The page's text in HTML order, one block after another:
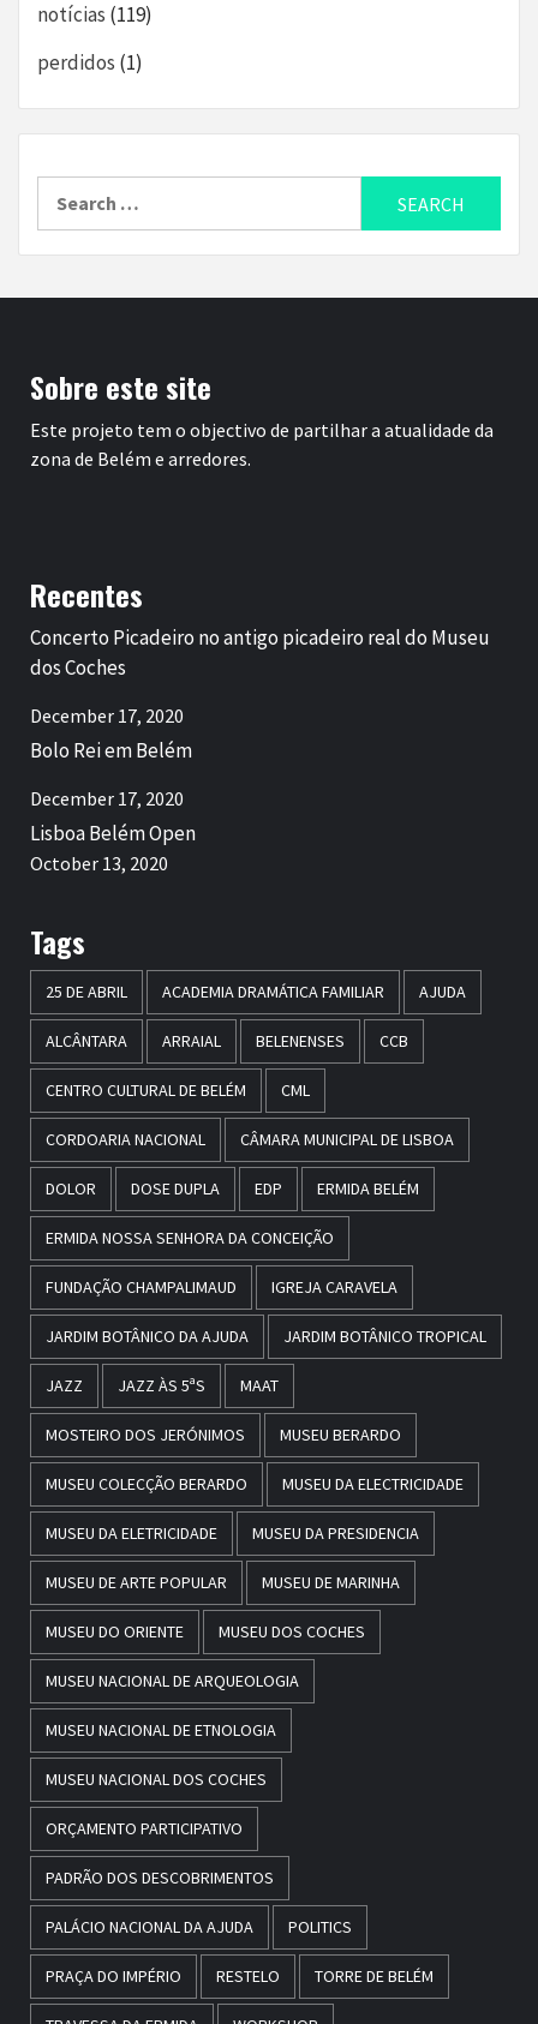
notícias (119)
perdidos (1)
Sobre este site
Este projeto tem o objectivo de partilhar a atualidade da
zona de Belém e arredores.
Recentes
Concerto Picadeiro no antigo picadeiro real do Museu
dos Coches
December 17, 2020
Bolo Rei em Belém
December 17, 2020
Lisboa Belém Open
October 13, 2020
Tags
25 DE ABRIL ACADEMIA DRAMÁTICA FAMILIAR AJUDA
ALCÂNTARA ARRAIAL BELENENSES CCB
CENTRO CULTURAL DE BELÉM CML
CORDOARIA NACIONAL CÂMARA MUNICIPAL DE LISBOA
DOLOR DOSE DUPLA EDP ERMIDA BELÉM
ERMIDA NOSSA SENHORA DA CONCEIÇÃO
FUNDAÇÃO CHAMPALIMAUD IGREJA CARAVELA
JARDIM BOTÂNICO DA AJUDA JARDIM BOTÂNICO TROPICAL
JAZZ JAZZ ÀS 5ªS MAAT
MOSTEIRO DOS JERÓNIMOS MUSEU BERARDO
MUSEU COLECÇÃO BERARDO MUSEU DA ELECTRICIDADE
MUSEU DA ELETRICIDADE MUSEU DA PRESIDENCIA
MUSEU DE ARTE POPULAR MUSEU DE MARINHA
MUSEU DO ORIENTE MUSEU DOS COCHES
MUSEU NACIONAL DE ARQUEOLOGIA
MUSEU NACIONAL DE ETNOLOGIA
MUSEU NACIONAL DOS COCHES
ORÇAMENTO PARTICIPATIVO
PADRÃO DOS DESCOBRIMENTOS
PALÁCIO NACIONAL DA AJUDA POLITICS
PRAÇA DO IMPÉRIO RESTELO TORRE DE BELÉM